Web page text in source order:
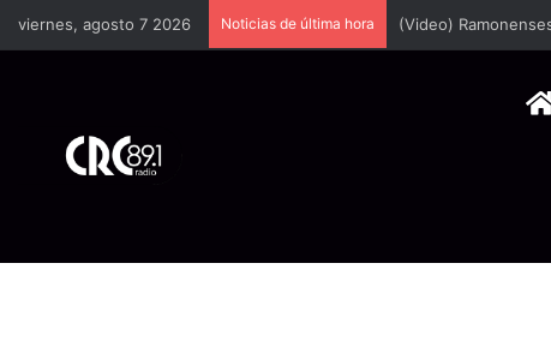
viernes, agosto 7 2026 Noticias de última hora